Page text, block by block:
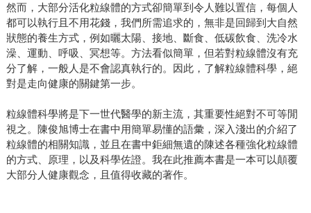
然⽽，⼤部分活化粒線體的⽅式卻簡單到令⼈難以置信，每個⼈
都可以執⾏且不⽤花錢，我們所需追求的，無非是回歸到⼤⾃然
狀態的養⽣⽅式，例如曬太陽、接地、斷食、低碳飲食、洗冷⽔
澡、運動、呼吸、冥想等。方法看似簡單，但若對粒線體沒有充
分了解，⼀般⼈是不會認真執⾏的。因此，了解粒線體科學，絕
對是⾛向健康的關鍵第⼀步。
粒線體科學將是下⼀世代醫學的新主流，其重要性絕對不可等閒
視之。陳俊旭博士在書中⽤簡單易懂的語彙，深入淺出的介紹了
粒線體的相關知識，並且在書中鉅細無遺的陳述各種強化粒線體
的⽅式、原理，以及科學佐證。我在此推薦本書是⼀本可以顛覆
⼤部分⼈健康觀念，且值得收藏的著作。